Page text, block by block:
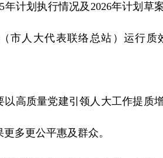
年计划执行情况及2026年计划
市人大代表联络总站）运行
以高质量党建引领人大工作提质
多更公平惠及群众。